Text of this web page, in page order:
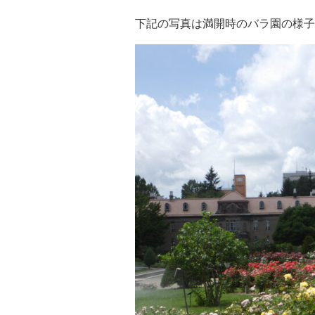
下記の写真は満開時のバラ園の様